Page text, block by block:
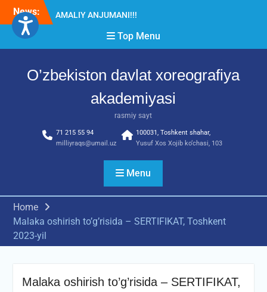
Skip
content
News:
Diqqat e’lon!
2026” tadbiri bo‘lib o‘tdi
Top Menu
O’zbekiston davlat xoreografiya
akademiyasi
rasmiy sayt
71 215 55 94
milliyraqs@umail.uz
100031, Toshkent shahar,
Yusuf Xos Xojib ko‘chasi, 103
Menu
Home
Malaka oshirish to’g’risida – SERTIFIKAT, Toshkent
2023-yil
Malaka oshirish to’g’risida – SERTIFIKAT,